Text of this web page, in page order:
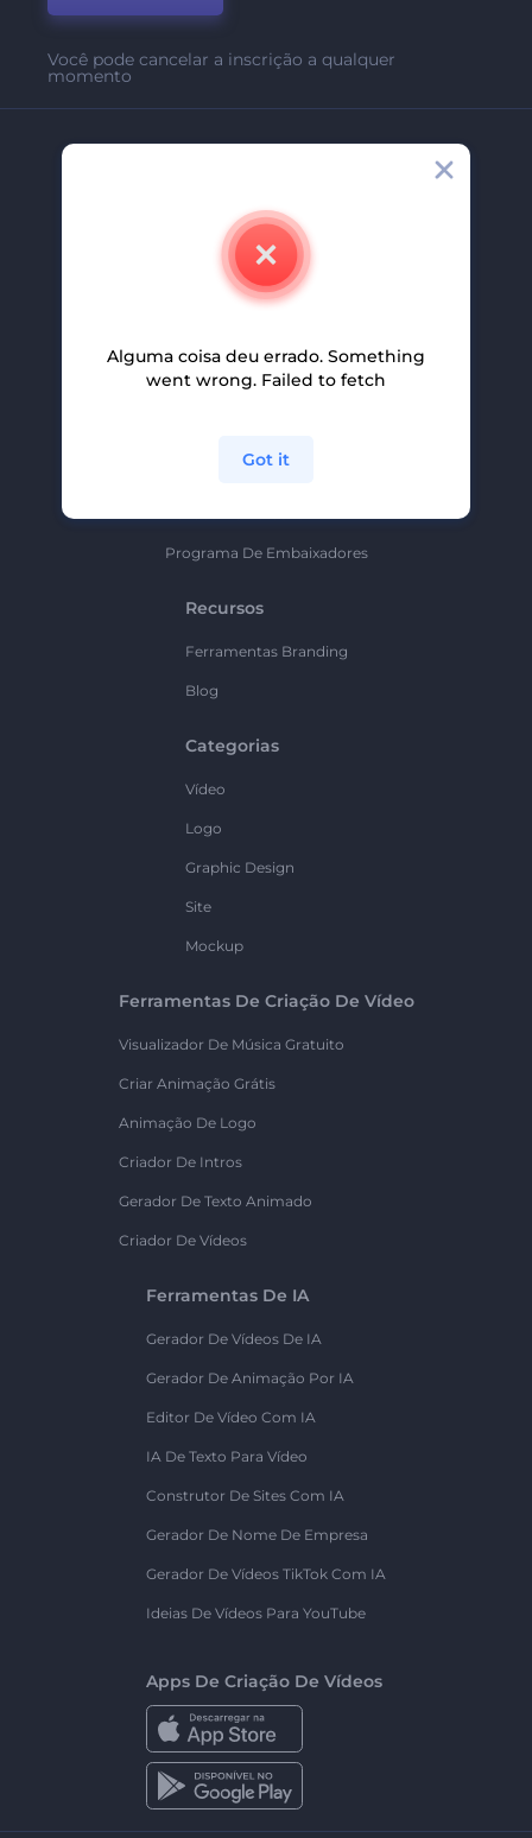
Você pode cancelar a inscrição a qualquer
momento
Contate-Nos
Carreiras
Programa De Afiliados
Programa De Embaixadores
Recursos
Ferramentas Branding
Blog
Categorias
Vídeo
Logo
Graphic Design
Site
Mockup
Ferramentas De Criação De Vídeo
Visualizador De Música Gratuito
Criar Animação Grátis
Animação De Logo
Criador De Intros
Gerador De Texto Animado
Criador De Vídeos
Ferramentas De IA
Gerador De Vídeos De IA
Gerador De Animação Por IA
Editor De Vídeo Com IA
IA De Texto Para Vídeo
Construtor De Sites Com IA
Gerador De Nome De Empresa
Gerador De Vídeos TikTok Com IA
Ideias De Vídeos Para YouTube
Apps De Criação De Vídeos
Alguma coisa deu errado. Something
went wrong. Failed to fetch
Got it